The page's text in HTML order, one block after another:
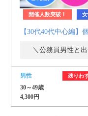
開催人数突破！
【30代40代中心編】
男性 残りわ
30～49歳
4,300円